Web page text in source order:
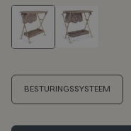
M
a
BESTURINGSSYSTEEM